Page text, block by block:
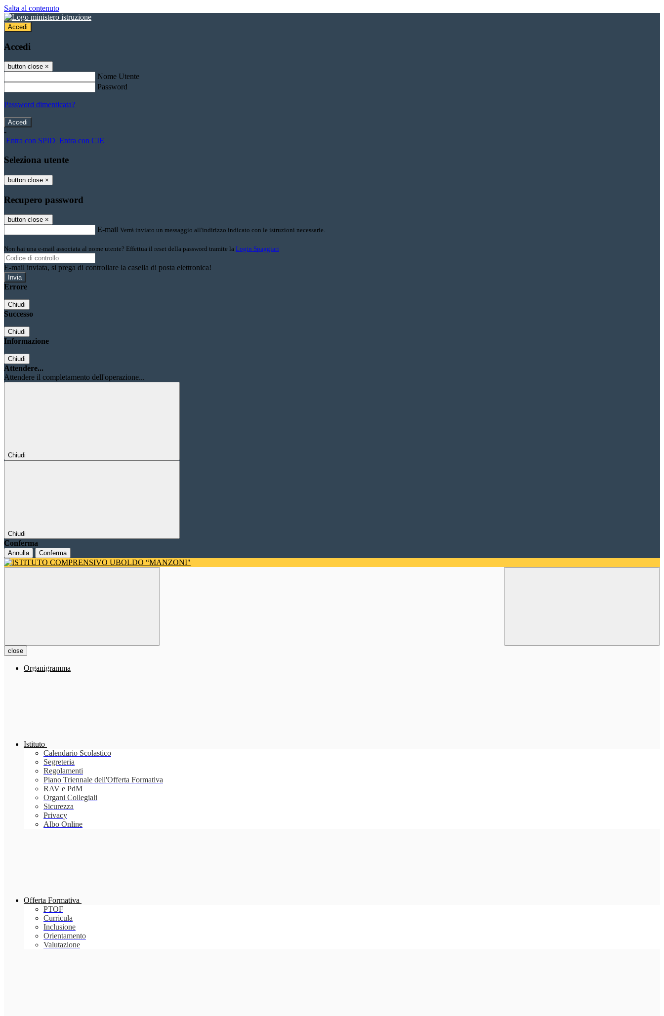
Salta al contenuto
Accedi
Accedi
button close ×
Nome Utente
Password
Password dimenticata?
-
Entra con SPID Entra con CIE
Seleziona utente
button close ×
Recupero password
button close ×
E-mail Verrà inviato un messaggio all'indirizzo indicato con le istruzioni necessarie.
Non hai una e-mail associata al nome utente? Effettua il reset della password tramite la Login Spaggiari
E-mail inviata, si prega di controllare la casella di posta elettronica!
Errore
Chiudi
Successo
Chiudi
Informazione
Chiudi
Attendere...
Attendere il completamento dell'operazione...
Chiudi
Chiudi
Conferma
Annulla Conferma
close
Organigramma
Istituto
Calendario Scolastico
Segreteria
Regolamenti
Piano Triennale dell'Offerta Formativa
RAV e PdM
Organi Collegiali
Sicurezza
Privacy
Albo Online
Offerta Formativa
PTOF
Curricula
Inclusione
Orientamento
Valutazione